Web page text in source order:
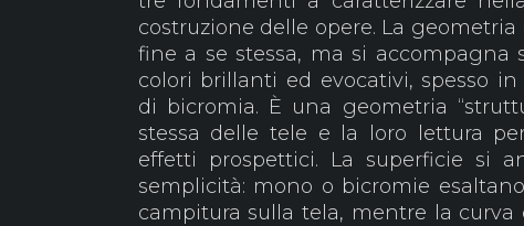
costruzione delle opere. La
fine a se stessa, ma si accompagna
colori brillanti ed evocativi, spesso
di bicromia. È una geometria
stessa delle tele e la loro lettura
effetti prospettici. La superficie si
semplicità: mono o bicromie
campitura sulla tela, mentre la